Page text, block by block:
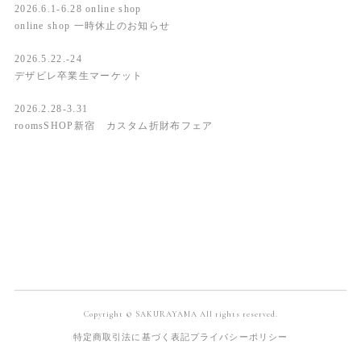
2026.6.1-6.28 online shop
online shop 一時休止のお知らせ
2026.5.22.-24
デザビレ卒業生マーケット
2026.2.28-3.31
roomsSHOP新宿 カスタム折財布フェア
Copyright © SAKURAYAMA All rights reserved.
特定商取引法に基づく表記プライバシーポリシー